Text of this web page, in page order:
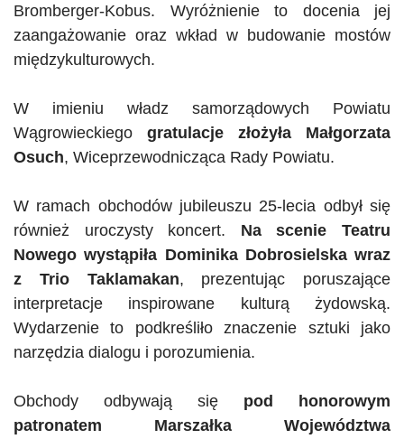
Bromberger-Kobus. Wyróżnienie to docenia jej
zaangażowanie oraz wkład w budowanie mostów
międzykulturowych.
W imieniu władz samorządowych Powiatu
Wągrowieckiego gratulacje złożyła Małgorzata
Osuch, Wiceprzewodnicząca Rady Powiatu.
W ramach obchodów jubileuszu 25-lecia odbył się
również uroczysty koncert. Na scenie Teatru
Nowego wystąpiła Dominika Dobrosielska wraz
z Trio Taklamakan, prezentując poruszające
interpretacje inspirowane kulturą żydowską.
Wydarzenie to podkreśliło znaczenie sztuki jako
narzędzia dialogu i porozumienia.
Obchody odbywają się pod honorowym
patronatem Marszałka Województwa